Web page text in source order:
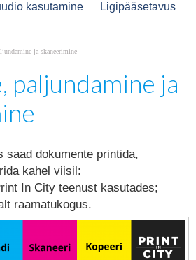
kasutamine
Ligipääsetavus
ja skaneerimine
paljundamine ja
saad dokumente printida,
kahel viisil:
In City teenust kasutades;
raamatukogus.